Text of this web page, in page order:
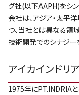
グ社(以下AAPH)をシ
会社は、アジア・太平
つ、当社とは異なる領
技術開発でのシナジー
アイカインドリ
1975年にPT.INDRIA